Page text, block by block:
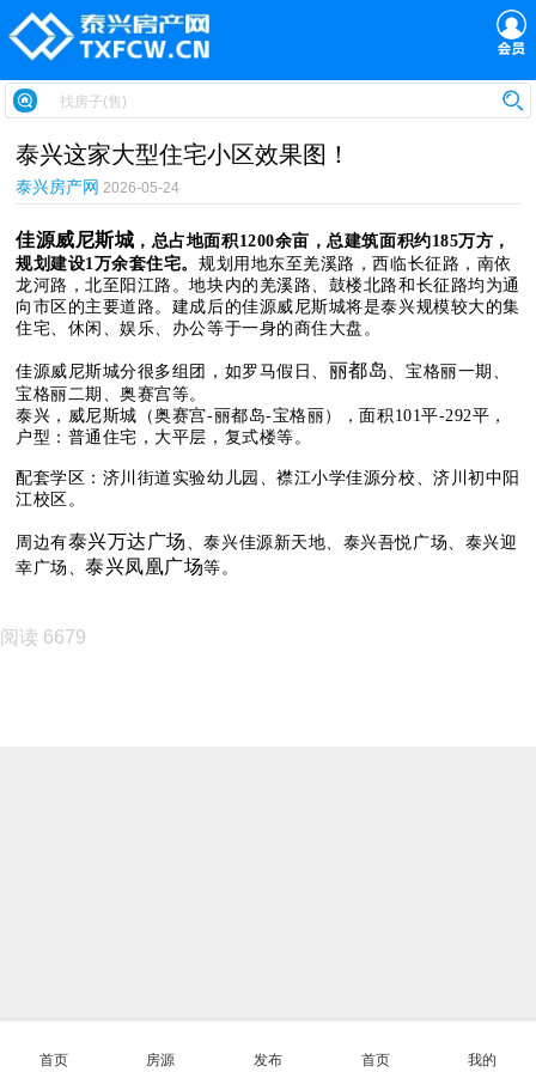
泰兴这家大型住宅小区效果图！
泰兴房产网 2026-05-24
佳源威尼斯城 ，总占地面积1200余亩，总建筑面积约185万方，
规划建设1万余套住宅。 规划用地东至羌溪路，西临长征路，南依
龙河路，北至阳江路。地块内的羌溪路、鼓楼北路和长征路均为通
向市区的主要道路。建成后的佳源威尼斯城将是泰兴规模较大的集
住宅、休闲、娱乐、办公等于一身的商住大盘。
佳源威尼斯城分很多组团，如罗马假日、 丽都岛、宝格丽一期、
宝格丽二期、奥赛宫等。
泰兴，威尼斯城（奥赛宫-丽都岛-宝格丽），面积101平-292平，
户型：普通住宅，大平层，复式楼等。
配套学区：济川街道实验幼儿园、襟江小学佳源分校、济川初中阳
江校区。
周边有泰兴万达广场 、泰兴佳源新天地、泰兴吾悦广场、泰兴迎
幸广场、泰兴凤凰广场等。
阅读 6679
首页 房源 发布 首页 我的